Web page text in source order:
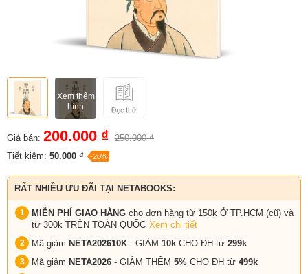
Xem thêm
hình
Giá bán: 200.000 ₫ 250.000 ₫
Tiết kiệm: 50.000 ₫ -20%
RẤT NHIỀU ƯU ĐÃI TẠI NETABOOKS:
MIỄN PHÍ GIAO HÀNG cho đơn hàng từ 150k Ở TP.HCM (cũ) và
từ 300k TRÊN TOÀN QUỐC Xem chi tiết
Mã giảm NETA202610K - GIẢM 10k CHO ĐH từ 299k
Mã giảm NETA2026 - GIẢM THÊM 5% CHO ĐH từ 499k